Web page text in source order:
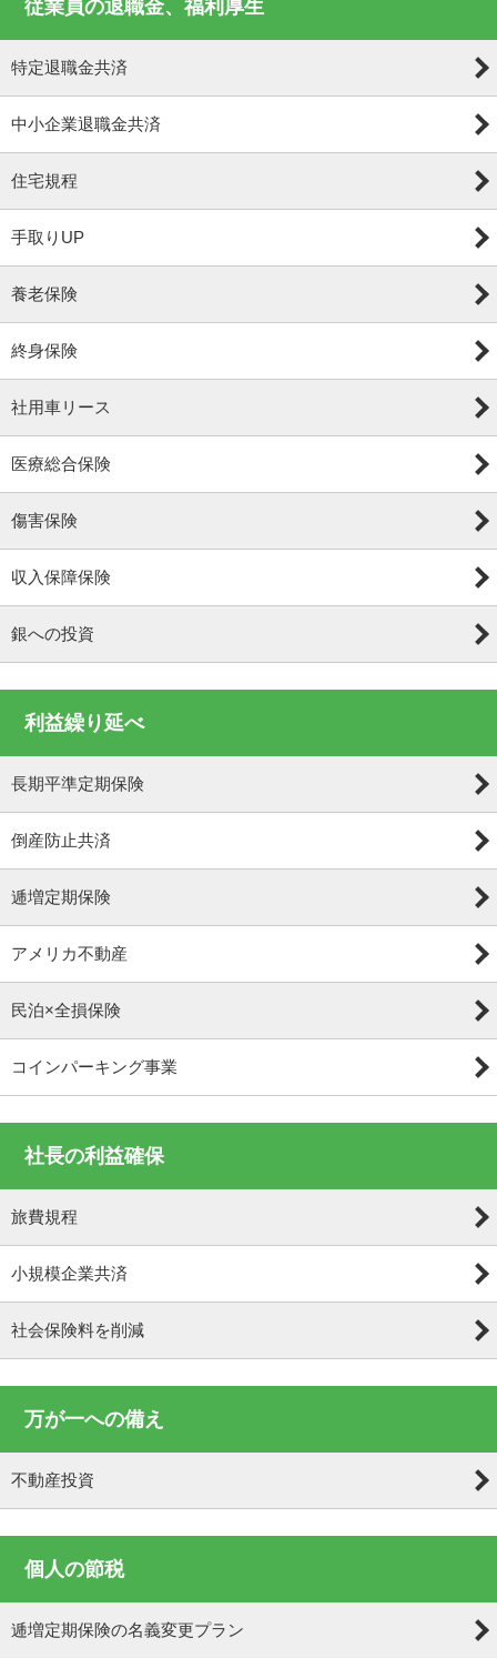
従業員の退職金、福利厚生
特定退職金共済
中小企業退職金共済
住宅規程
手取りUP
養老保険
終身保険
社用車リース
医療総合保険
傷害保険
収入保障保険
銀への投資
利益繰り延べ
長期平準定期保険
倒産防止共済
逓増定期保険
アメリカ不動産
民泊×全損保険
コインパーキング事業
社長の利益確保
旅費規程
小規模企業共済
社会保険料を削減
万が一への備え
不動産投資
個人の節税
逓増定期保険の名義変更プラン